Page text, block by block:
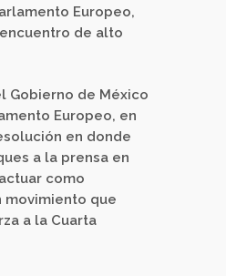
Europeo,
de alto
Gobierno de México
Europeo, en
en donde
a la prensa en
como
movimiento que
a la Cuarta